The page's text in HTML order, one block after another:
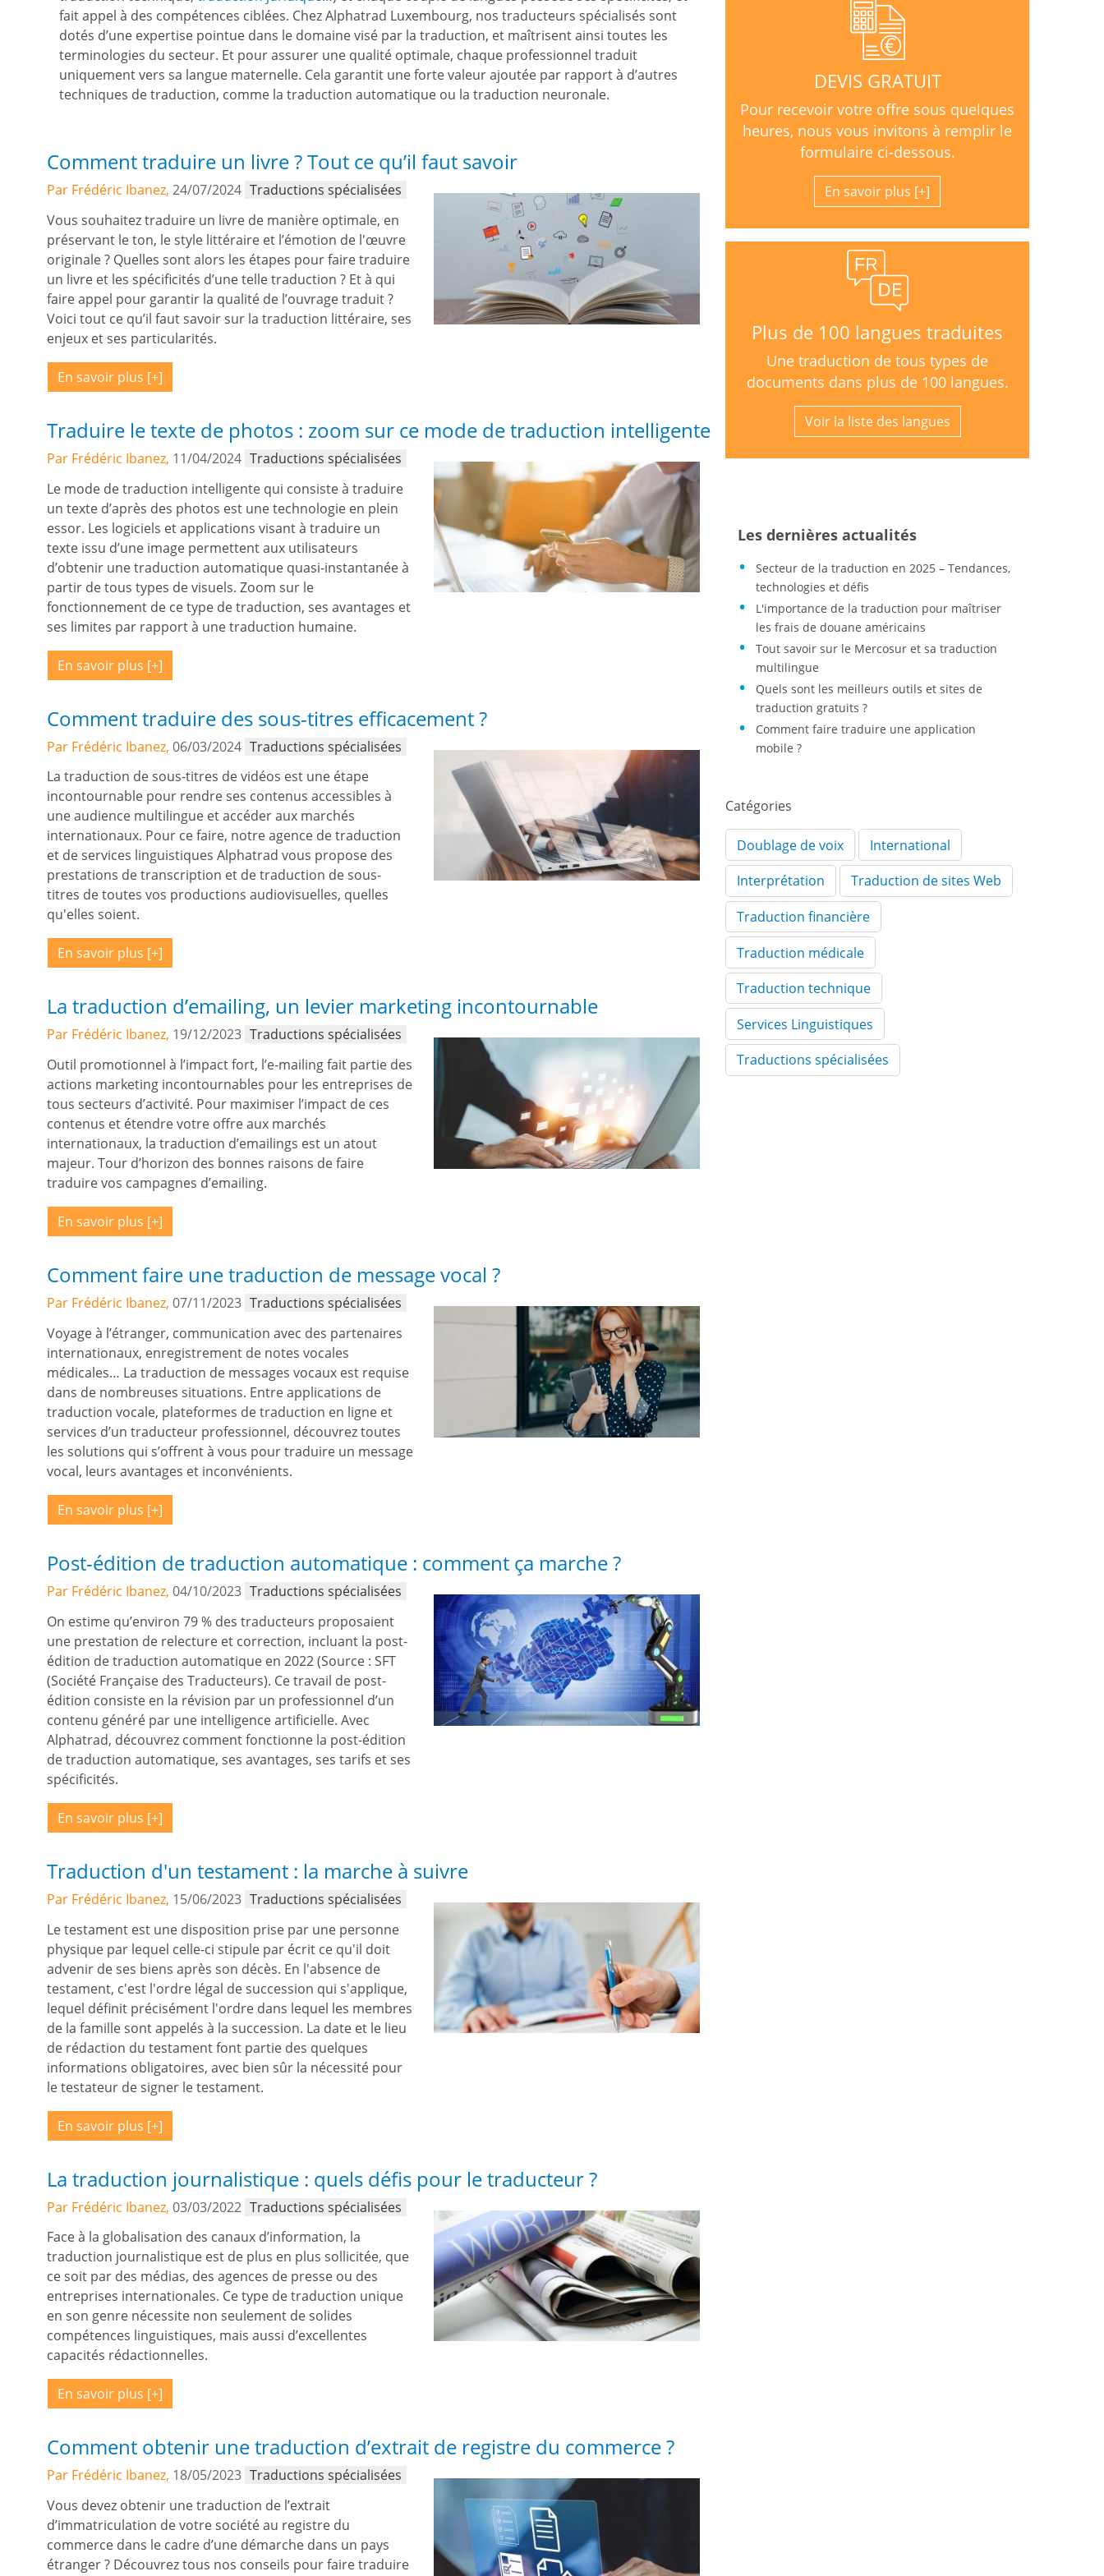
fait appel à des compétences ciblées. Chez Alphatrad Luxembourg, nos traducteurs spécialisés sont
dotés d’une expertise pointue dans le domaine visé par la traduction, et maîtrisent ainsi toutes les
terminologies du secteur. Et pour assurer une qualité optimale, chaque professionnel traduit
uniquement vers sa langue maternelle. Cela garantit une forte valeur ajoutée par rapport à d’autres
techniques de traduction, comme la traduction automatique ou la traduction neuronale.
Comment traduire un livre ? Tout ce qu’il faut savoir
Par Frédéric Ibanez, 24/07/2024 Traductions spécialisées
Vous souhaitez traduire un livre de manière optimale, en
préservant le ton, le style littéraire et l’émotion de l'œuvre
originale ? Quelles sont alors les étapes pour faire traduire
un livre et les spécificités d’une telle traduction ? Et à qui
faire appel pour garantir la qualité de l’ouvrage traduit ?
Voici tout ce qu’il faut savoir sur la traduction littéraire, ses
enjeux et ses particularités.
En savoir plus
Traduire le texte de photos : zoom sur ce mode de traduction intelligente
Par Frédéric Ibanez, 11/04/2024 Traductions spécialisées
Le mode de traduction intelligente qui consiste à traduire
un texte d’après des photos est une technologie en plein
essor. Les logiciels et applications visant à traduire un
texte issu d’une image permettent aux utilisateurs
d’obtenir une traduction automatique quasi-instantanée à
partir de tous types de visuels. Zoom sur le
fonctionnement de ce type de traduction, ses avantages et
ses limites par rapport à une traduction humaine.
En savoir plus
Comment traduire des sous-titres efficacement ?
Par Frédéric Ibanez, 06/03/2024 Traductions spécialisées
La traduction de sous-titres de vidéos est une étape
incontournable pour rendre ses contenus accessibles à
une audience multilingue et accéder aux marchés
internationaux. Pour ce faire, notre agence de traduction
et de services linguistiques Alphatrad vous propose des
prestations de transcription et de traduction de sous-
titres de toutes vos productions audiovisuelles, quelles
qu'elles soient.
En savoir plus
La traduction d’emailing, un levier marketing incontournable
Par Frédéric Ibanez, 19/12/2023 Traductions spécialisées
Outil promotionnel à l’impact fort, l’e-mailing fait partie des
actions marketing incontournables pour les entreprises de
tous secteurs d’activité. Pour maximiser l’impact de ces
contenus et étendre votre offre aux marchés
internationaux, la traduction d’emailings est un atout
majeur. Tour d’horizon des bonnes raisons de faire
traduire vos campagnes d’emailing.
En savoir plus
Comment faire une traduction de message vocal ?
Par Frédéric Ibanez, 07/11/2023 Traductions spécialisées
Voyage à l’étranger, communication avec des partenaires
internationaux, enregistrement de notes vocales
médicales… La traduction de messages vocaux est requise
dans de nombreuses situations. Entre applications de
traduction vocale, plateformes de traduction en ligne et
services d’un traducteur professionnel, découvrez toutes
les solutions qui s’offrent à vous pour traduire un message
vocal, leurs avantages et inconvénients.
En savoir plus
Post-édition de traduction automatique : comment ça marche ?
Par Frédéric Ibanez, 04/10/2023 Traductions spécialisées
On estime qu’environ 79 % des traducteurs proposaient
une prestation de relecture et correction, incluant la post-
édition de traduction automatique en 2022 (Source : SFT
(Société Française des Traducteurs). Ce travail de post-
édition consiste en la révision par un professionnel d’un
contenu généré par une intelligence artificielle. Avec
Alphatrad, découvrez comment fonctionne la post-édition
de traduction automatique, ses avantages, ses tarifs et ses
spécificités.
En savoir plus
Traduction d'un testament : la marche à suivre
Par Frédéric Ibanez, 15/06/2023 Traductions spécialisées
Le testament est une disposition prise par une personne
physique par lequel celle-ci stipule par écrit ce qu'il doit
advenir de ses biens après son décès. En l'absence de
testament, c'est l'ordre légal de succession qui s'applique,
lequel définit précisément l'ordre dans lequel les membres
de la famille sont appelés à la succession. La date et le lieu
de rédaction du testament font partie des quelques
informations obligatoires, avec bien sûr la nécessité pour
le testateur de signer le testament.
En savoir plus
La traduction journalistique : quels défis pour le traducteur ?
Par Frédéric Ibanez, 03/03/2022 Traductions spécialisées
Face à la globalisation des canaux d’information, la
traduction journalistique est de plus en plus sollicitée, que
ce soit par des médias, des agences de presse ou des
entreprises internationales. Ce type de traduction unique
en son genre nécessite non seulement de solides
compétences linguistiques, mais aussi d’excellentes
capacités rédactionnelles.
En savoir plus
Comment obtenir une traduction d’extrait de registre du commerce ?
Par Frédéric Ibanez, 18/05/2023 Traductions spécialisées
Vous devez obtenir une traduction de l’extrait
d’immatriculation de votre société au registre du
commerce dans le cadre d’une démarche dans un pays
étranger ? Découvrez tous nos conseils pour faire traduire
DEVIS GRATUIT
Pour recevoir votre offre sous quelques
heures, nous vous invitons à remplir le
formulaire ci-dessous.
En savoir plus
Plus de 100 langues traduites
Une traduction de tous types de
documents dans plus de 100 langues.
Voir la liste des langues
Les dernières actualités
Secteur de la traduction en 2025 – Tendances,
technologies et défis
L'importance de la traduction pour maîtriser
les frais de douane américains
Tout savoir sur le Mercosur et sa traduction
multilingue
Quels sont les meilleurs outils et sites de
traduction gratuits ?
Comment faire traduire une application
mobile ?
Catégories
Doublage de voix
International
Interprétation
Traduction de sites Web
Traduction financière
Traduction médicale
Traduction technique
Services Linguistiques
Traductions spécialisées